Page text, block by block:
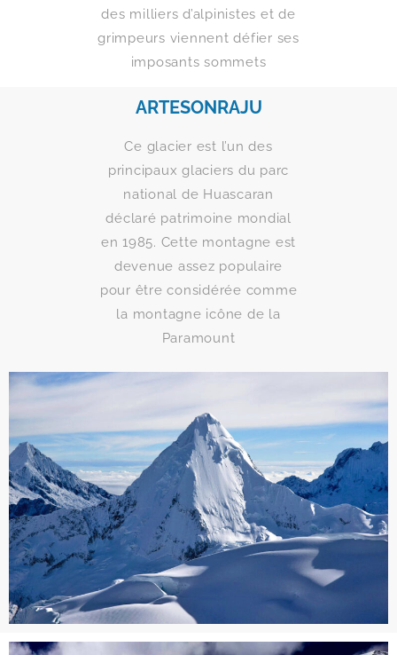
des milliers d’alpinistes et de
grimpeurs viennent défier ses
imposants sommets
ARTESONRAJU
Ce glacier est l’un des
principaux glaciers du parc
national de Huascaran
déclaré patrimoine mondial
en 1985. Cette montagne est
devenue assez populaire
pour être considérée comme
la montagne icône de la
Paramount